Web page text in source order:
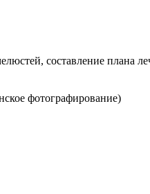
составление плана
фотографирование)